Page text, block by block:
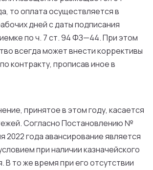
, тооплатаосуществляетсяв
днейсдатыподписания
поч. 7ст. 94ФЗ—44.Приэтом
всегдаможетвнести коррективы
поконтракту, прописавиноев
, принятоевэтомгоду, касается
СогласноПостановлению №
2022годаавансированиеявляется
приналичии казначейского
В тоже времяприегоотсутствии